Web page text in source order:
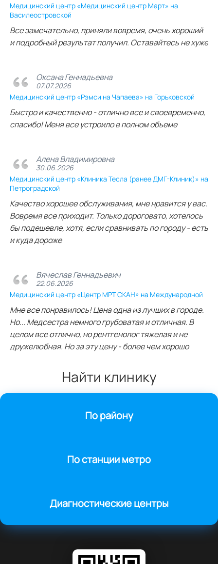
Медицинский центр «Медицинский центр Март» на
Василеостровской
Все замечательно, приняли вовремя, очень хороший
и подробный результат получил. Оставайтесь не хуже
Оксана Геннадьевна
07.07.2026
Медицинский центр «Рэмси на Чапаева» на Горьковской
Быстро и качественно - отлично все и своевременно,
спасибо! Меня все устроило в полном объеме
Алена Владимировна
30.06.2026
Медицинский центр «Клиника Тесла (ранее ДМГ-Клиник)» на
Петроградской
Качество хорошее обслуживания, мне нравится у вас.
Вовремя все приходит. Только дороговато, хотелось
бы подешевле, хотя, если сравнивать по городу - есть
и куда дороже
Вячеслав Геннадьевич
22.06.2026
Медицинский центр «Центр МРТ СКАН» на Международной
Мне все понравилось! Цена одна из лучших в городе.
Но... Медсестра немного грубоватая и отличная. В
целом все отлично, но рентгенолог тяжелая и не
дружелюбная. Но за эту цену - более чем хорошо
Найти клинику
По району
По станции метро
Диагностические центры